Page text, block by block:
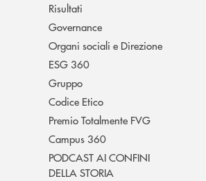
Risultati
Governance
Organi sociali e Direzione
ESG 360
Gruppo
Codice Etico
Premio Totalmente FVG
Campus 360
PODCAST AI CONFINI
DELLA STORIA